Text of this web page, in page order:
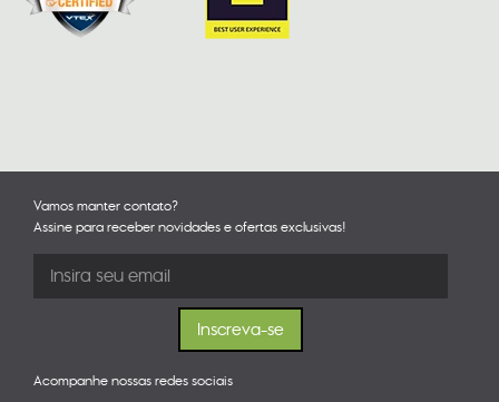
Vamos manter contato?
Assine para receber novidades e ofertas exclusivas!
Acompanhe nossas redes sociais